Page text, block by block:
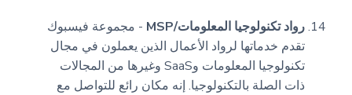
رواد تكنولوجيا المعلومات/MSP
- مجموعة فيسبوك
تقدم خدماتها لرواد الأعمال الذين يعملون في مجال
تكنولوجيا المعلومات وSaaS وغيرها من المجالات
ذات الصلة بالتكنولوجيا. إنه مكان رائع للتواصل مع